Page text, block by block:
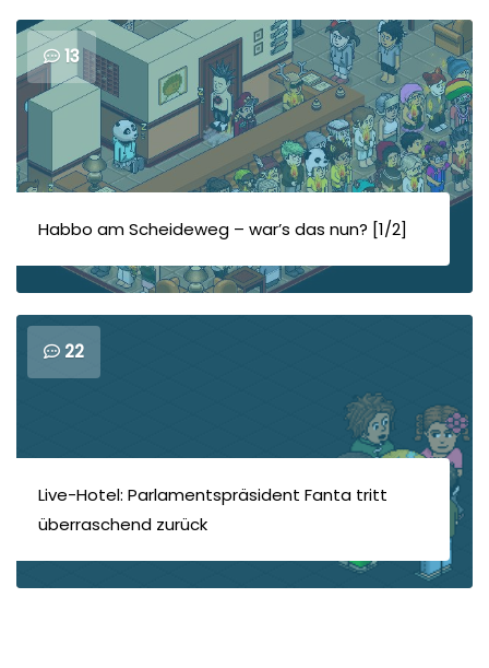
13
Habbo am Scheideweg – war’s das nun? [1/2]
22
Live-Hotel: Parlamentspräsident Fanta tritt
überraschend zurück